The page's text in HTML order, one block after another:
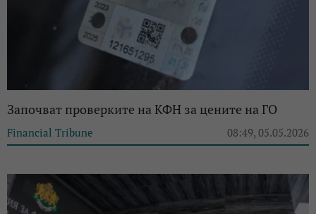
Започват проверките на КФН за цените на ГО
Financial Tribune 08:49, 05.05.2026